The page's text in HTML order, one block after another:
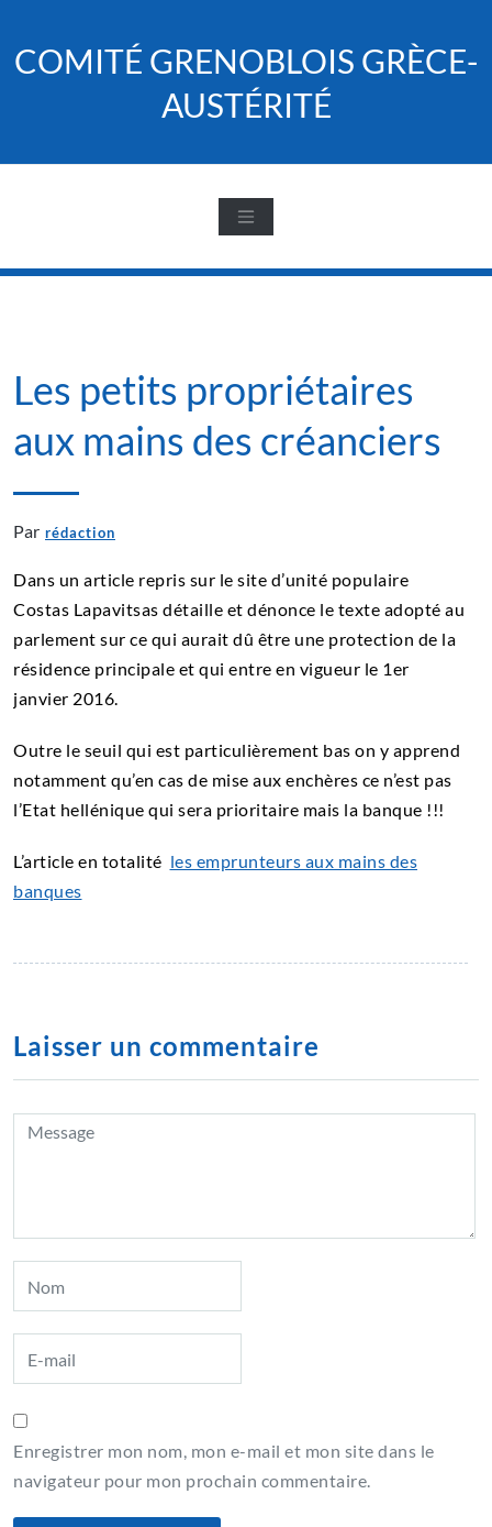
content
COMITÉ GRENOBLOIS GRÈCE-
AUSTÉRITÉ
Les petits propriétaires
aux mains des créanciers
Par rédaction
Dans un article repris sur le site d’unité populaire
Costas Lapavitsas détaille et dénonce le texte adopté au
parlement sur ce qui aurait dû être une protection de la
résidence principale et qui entre en vigueur le 1er
janvier 2016.
Outre le seuil qui est particulièrement bas on y apprend
notamment qu’en cas de mise aux enchères ce n’est pas
l’Etat hellénique qui sera prioritaire mais la banque !!!
L’article en totalité les emprunteurs aux mains des
banques
Laisser un commentaire
Enregistrer mon nom, mon e-mail et mon site dans le
navigateur pour mon prochain commentaire.